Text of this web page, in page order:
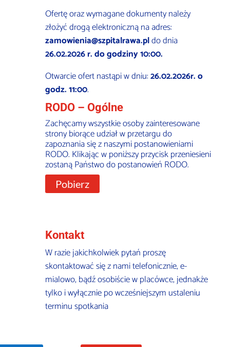
Ofertę oraz wymagane dokumenty należy
złożyć drogą elektroniczną na adres:
zamowienia@szpitalrawa.pldo dnia
26.02.2026 r. do godziny 10:00.
Otwarcie ofert nastąpi w dniu:26.02.2026r. o
godz. 11:00.
RODO – Ogólne
Zachęcamy wszystkie osoby zainteresowane
strony biorące udział w przetargu do
zapoznania się z naszymi postanowieniami
RODO. Klikając w poniższy przycisk przeniesieni
zostaną Państwo do postanowień RODO.
Pobierz
Kontakt
W razie jakichkolwiek pytań proszę
skontaktować się z nami telefonicznie, e-
mialowo, bądź osobiście w placówce, jednakże
tylko i wyłącznie po wcześniejszym ustaleniu
terminu spotkania